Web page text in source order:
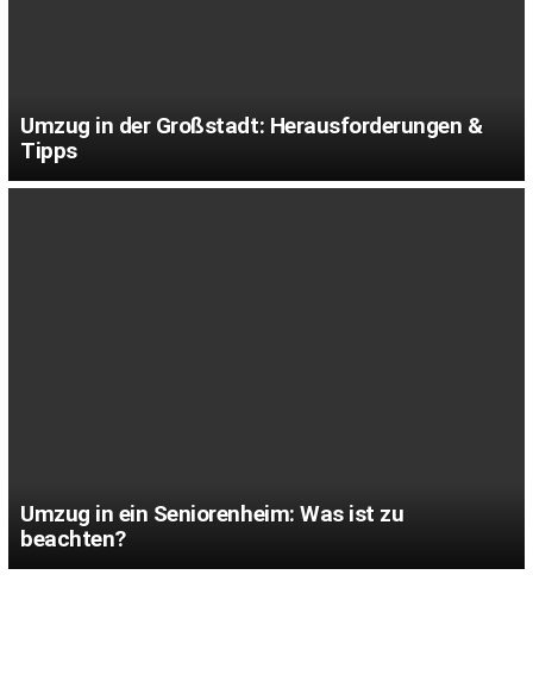
Umzug in der Großstadt: Herausforderungen &
Tipps
Umzug in ein Seniorenheim: Was ist zu
beachten?